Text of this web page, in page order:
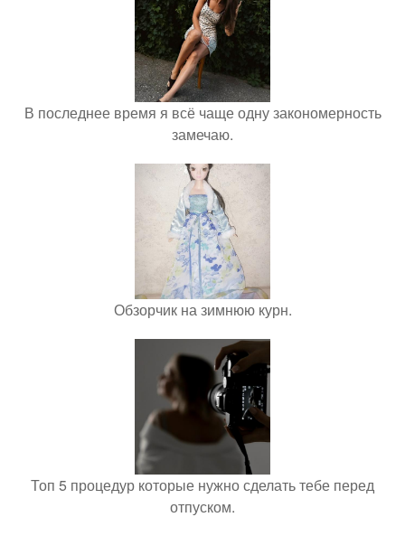
В последнее время я всё чаще одну закономерность
замечаю.
Обзорчик на зимнюю курн.
Топ 5 процедур которые нужно сделать тебе перед
отпуском.